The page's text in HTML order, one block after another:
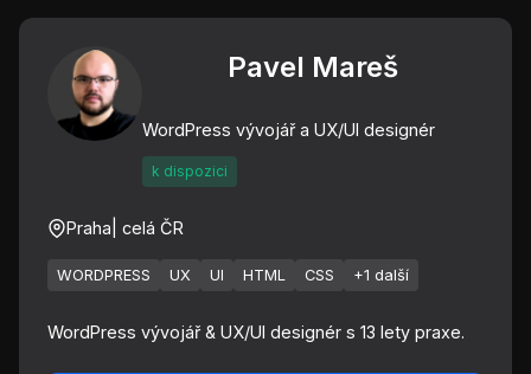
Pavel Mareš
WordPress vývojář a UX/UI designér
k dispozici
Praha | celá ČR
WORDPRESS UX UI HTML CSS +1 další
WordPress vývojář & UX/UI designér s 13 lety praxe.